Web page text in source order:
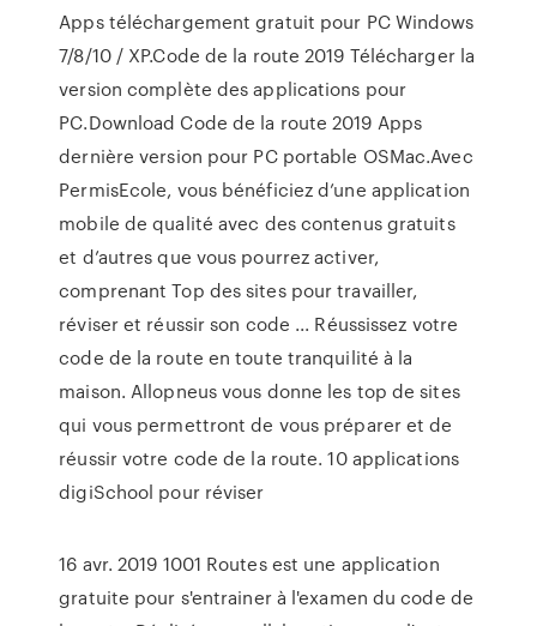
Apps téléchargement gratuit pour PC Windows
7/8/10 / XP.Code de la route 2019 Télécharger la
version complète des applications pour
PC.Download Code de la route 2019 Apps
dernière version pour PC portable OSMac.Avec
PermisEcole, vous bénéficiez d’une application
mobile de qualité avec des contenus gratuits
et d’autres que vous pourrez activer,
comprenant Top des sites pour travailler,
réviser et réussir son code ... Réussissez votre
code de la route en toute tranquilité à la
maison. Allopneus vous donne les top de sites
qui vous permettront de vous préparer et de
réussir votre code de la route. 10 applications
digiSchool pour réviser
16 avr. 2019 1001 Routes est une application
gratuite pour s'entrainer à l'examen du code de